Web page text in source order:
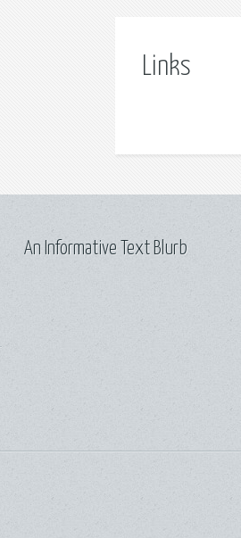
Links
An Informative Text Blurb